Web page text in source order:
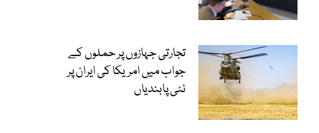
تجارتی جہازوں پر حملوں کے
جواب میں امریکا کی ایران پر
نئی پابندیاں